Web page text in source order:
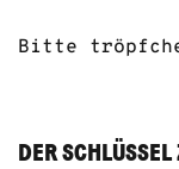
Bitte
DER